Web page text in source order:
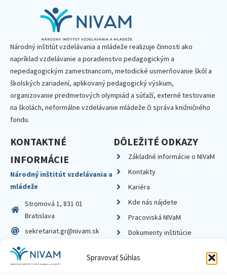
Spravovať Súhlas
Národný inštitút vzdelávania a mládeže realizuje činnosti ako
napríklad vzdelávanie a poradenstvo pedagogickým a
nepedagogickým zamestnancom, metodické usmerňovanie škôl a
školských zariadení, aplikovaný pedagogický výskum,
organizovanie predmetových olympiád a súťaží, externé testovanie
na školách, neformálne vzdelávanie mládeže či správa knižničného
fondu.
KONTAKTNÉ
INFORMÁCIE
Národný inštitút vzdelávania a
mládeže
Stromová 1, 831 01
Bratislava
sekretariat.gr@nivam.sk
IČO: 00164348
DIČ: 2020798714
DÔLEŽITÉ ODKAZY
Základné informácie o NIVaM
Kontakty
Kariéra
Kde nás nájdete
Pracoviská NIVaM
Dokumenty inštitúcie